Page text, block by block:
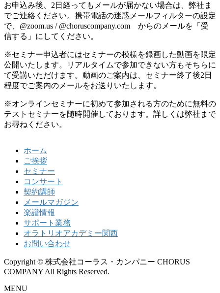
お申込み後、2日経ってもメールが届かない場合は、弊社ま
でご連絡ください。携帯電話の迷惑メールフィルターの設定
で、@zoom.us / @choruscompany.com からのメールを「受
信する」にしてください。
※セミナー申込者にはセミナーの模様を録画した動画を限定
公開いたします。リアルタイムで参加できない方もそちらに
て受講いただけます。動画のご案内は、セミナー終了後2日
程度でご案内のメールをお送りいたします。
※オンラインセミナーに初めて参加される方のために無料の
テストセミナーを随時開催しております。詳しくは弊社まで
お尋ねください。
ホーム
ご挨拶
セミナー
コンサート
契約講師
メールマガジン
楽譜情報
サポート業務
オラトリオアカデミー関西
お問い合わせ
Copyright © 株式会社コーラス・カンパニー CHORUS
COMPANY All Rights Reserved.
MENU